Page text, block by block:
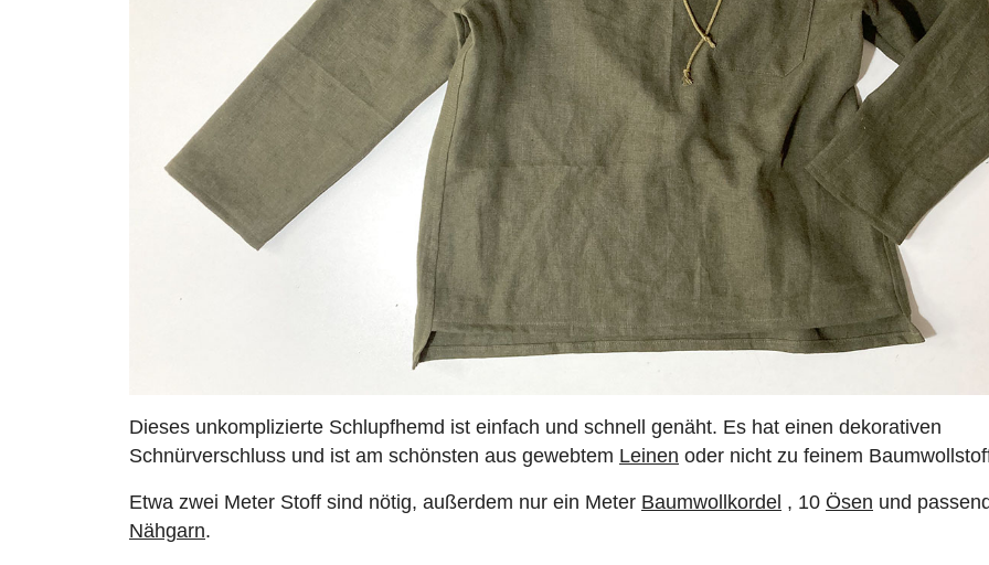
Dieses unkomplizierte Schlupfhemd ist einfach und schnell genäht. Es hat einen dekorativen
Schnürverschluss und ist am schönsten aus gewebtem Leinen oder nicht zu feinem
Etwa zwei Meter Stoff sind nötig, außerdem nur ein Meter Baumwollkordel , 10 Ösen und
Nähgarn.